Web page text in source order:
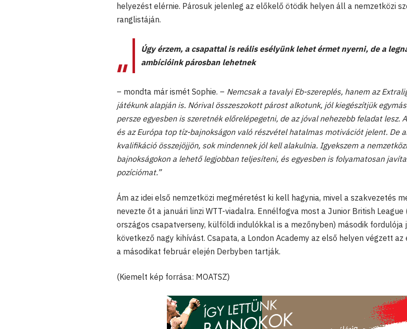
helyezést elérnie. Párosuk jelenleg az előkelő ötödik helyen áll a nemzetközi
ranglistáján.
Úgy érzem, a csapattal is reális esélyünk lehet érmet nyerni, de a
ambícióink párosban lehetnek
– mondta már ismét Sophie. – Nemcsak a tavalyi Eb-szereplés, hanem az
játékunk alapján is. Nórival összeszokott párost alkotunk, jól kiegészítjük
persze egyesben is szeretnék előrelépegetni, de az jóval nehezebb feladat lesz.
és az Európa top tíz-bajnokságon való részvétel hatalmas motivációt jelent. De
kvalifikáció összejöjjön, sok mindennek jól kell alakulnia. Igyekszem a
bajnokságokon a lehető legjobban teljesíteni, és egyesben is folyamatosan
pozíciómat.”
Ám az idei első nemzetközi megméretést ki kell hagynia, mivel a szakvezetés
nevezte őt a januári linzi WTT-viadalra. Ennélfogva most a Junior British
országos csapatverseny, külföldi indulókkal is a mezőnyben) második fordulója
következő nagy kihívást. Csapata, a London Academy az első helyen végzett
a másodikat február elején Derbyben tartják.
(Kiemelt kép forrása: MOATSZ)